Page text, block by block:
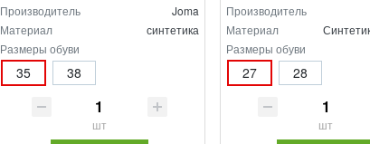
Производитель
Joma
Материал
синтетика
Размеры обуви
35 38
шт
Производитель
Материал
Размеры обуви
27 28
шт